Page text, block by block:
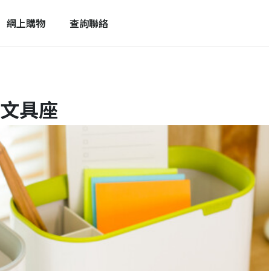
網上購物 查詢聯絡
文具座